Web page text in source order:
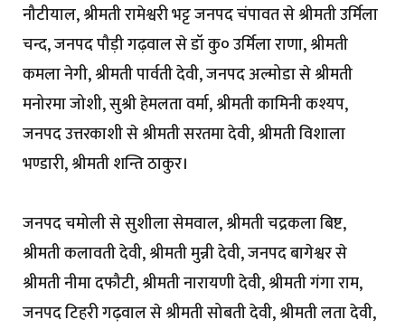
नौटीयाल, श्रीमती रामेश्वरी भट्ट जनपद चंपावत से श्रीमती उर्मिला
चन्द, जनपद पौड़ी गढ़वाल से डॉ कु० उर्मिला राणा, श्रीमती
कमला नेगी, श्रीमती पार्वती देवी, जनपद अल्मोडा से श्रीमती
मनोरमा जोशी, सुश्री हेमलता वर्मा, श्रीमती कामिनी कश्यप,
जनपद उत्तरकाशी से श्रीमती सरतमा देवी, श्रीमती विशाला
भण्डारी, श्रीमती शन्ति ठाकुर।
जनपद चमोली से सुशीला सेमवाल, श्रीमती चद्रकला बिष्ट,
श्रीमती कलावती देवी, श्रीमती मुन्नी देवी, जनपद बागेश्वर से
श्रीमती नीमा दफौटी, श्रीमती नारायणी देवी, श्रीमती गंगा राम,
जनपद टिहरी गढ़वाल से श्रीमती सोबती देवी, श्रीमती लता देवी,